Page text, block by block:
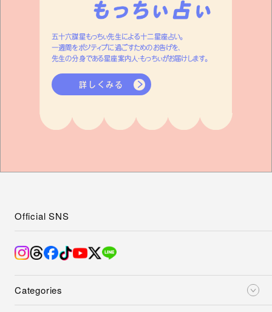
五十六謀星もっちぃ先生による十二星座占い。
一週間をポジティブに過ごすためのお告げを、
先生の分身である星座案内人・もっちぃがお届けします。
詳しくみる
Categories
Official SNS